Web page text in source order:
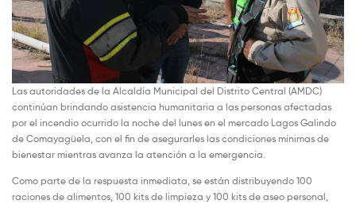
Las autoridades de la Alcaldía Municipal del Distrito Central (AMDC)
continúan brindando asistencia humanitaria a las personas afectadas
por el incendio ocurrido la noche del lunes en el mercado Lagos Galindo
de Comayagüela, con el fin de asegurarles las condiciones mínimas de
bienestar mientras avanza la atención a la emergencia.
Como parte de la respuesta inmediata, se están distribuyendo 100
raciones de alimentos, 100 kits de limpieza y 100 kits de aseo personal,